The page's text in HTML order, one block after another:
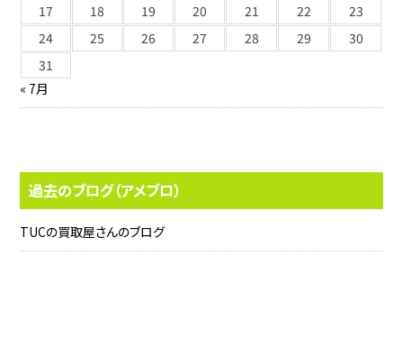
17
18 19 20 21 22
23
24
25 26 27 28 29
30
31
« 7月
過去のブログ（アメブロ）
TUCの買取屋さんのブログ